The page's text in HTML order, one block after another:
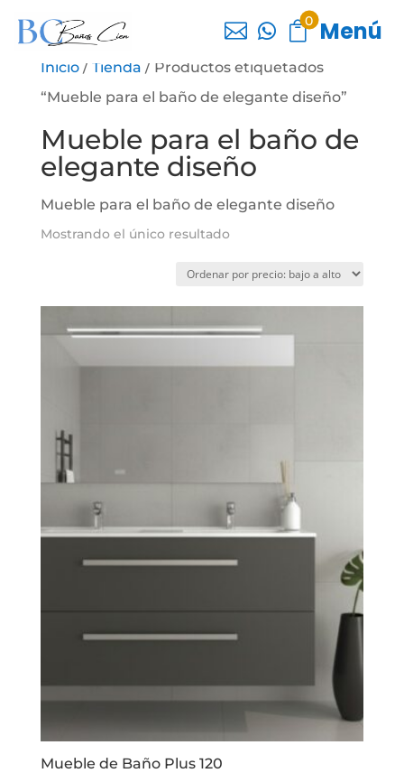
  0 Menú
Inicio/ Tienda / Productos etiquetados
“Mueble para el baño de elegante diseño”
Mueble para el baño de
elegante diseño
Mueble para el baño de elegante diseño
Mostrando el único resultado
Mueble de Baño Plus 120